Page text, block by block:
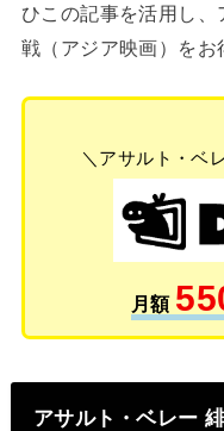
ひこの記事を活用し
戦（アジア映画）をお
＼アサルト・ベ
月額
アサルト・ベレー